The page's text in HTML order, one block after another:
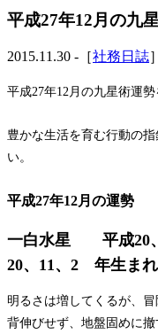
平成27年12月の九
2015.11.30 -［社務日誌］
平成27年12月の九星術運勢
豊かな生活を育む行動の
い。
平成27年12月の運勢
一白水星 平成20、
20、11、2 年生まれ
明るさは増してくるが、
背伸びせず、地盤固めに